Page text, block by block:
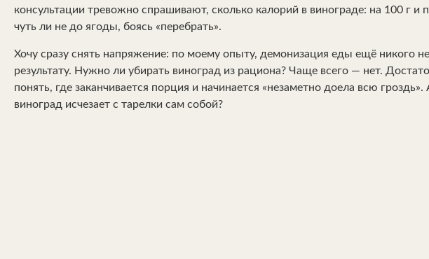
консультации тревожно спрашивают, сколько калорий в винограде: на 100 г
чуть ли не до ягоды, боясь «перебрать».
Хочу сразу снять напряжение: по моему опыту, демонизация еды ещё никого
результату. Нужно ли убирать виноград из рациона? Чаще всего — нет.
понять, где заканчивается порция и начинается «незаметно доела всю
виноград исчезает с тарелки сам собой?